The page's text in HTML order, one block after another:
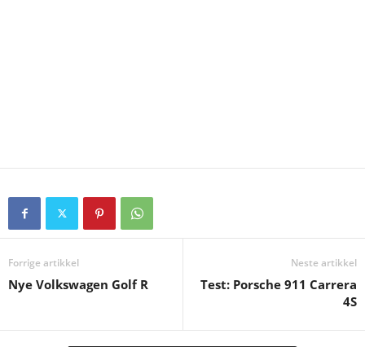
Forrige artikkel
Nye Volkswagen Golf R
Neste artikkel
Test: Porsche 911 Carrera
4S